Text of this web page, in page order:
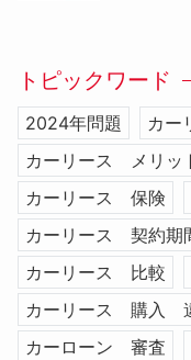
トピックワード
2024年問題
カ
カーリース メリッ
カーリース 保険
カーリース 契約期
カーリース 比較
カーリース 購入
カーローン 審査